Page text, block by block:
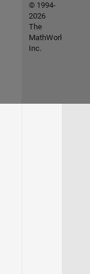
© 1994-
2026
The
MathWorks,
Inc.